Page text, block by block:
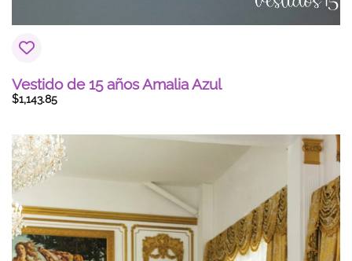
Vestido de 15 años Amalia Azul
$1,143.85